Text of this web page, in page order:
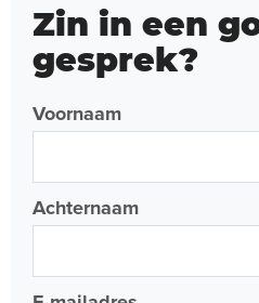
Zin in een
gesprek?
Voornaam
Achternaam